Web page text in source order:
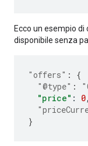
Ecco un esempio
disponibile senza
"offers" :
{
"@type" :
"price" : 0,
}